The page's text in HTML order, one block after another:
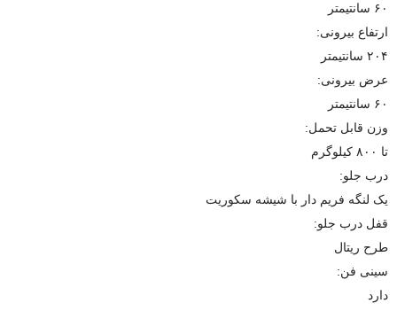
۶۰ سانتیمتر
ارتفاع بیرونی:
۲۰۴ سانتیمتر
عرض بیرونی:
۶۰ سانتیمتر
وزن قابل تحمل:
تا ۸۰۰ کیلوگرم
درب جلو:
یک لنگه فریم دار با شیشه سکوریت
قفل درب جلو:
طرح ریتال
سینی فن:
دارد